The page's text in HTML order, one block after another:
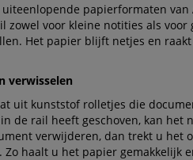
uiteenlopende papierformaten van
zowel voor kleine notities als voor
Het papier blijft netjes en
verwisselen
uit kunststof rolletjes die
de rail heeft geschoven, kan het
verwijderen, dan trekt u het
Zo haalt u het papier gemakkelijk